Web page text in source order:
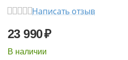
Написать отзыв
23 990₽
В наличии